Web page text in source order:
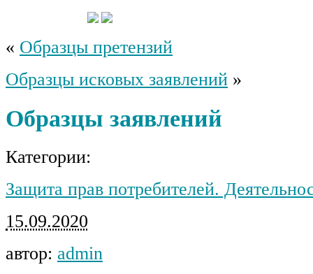
« Образцы претензий
Образцы исковых заявлений »
Образцы заявлений
Категории:
Защита прав потребителей.
15.09.2020
автор: admin